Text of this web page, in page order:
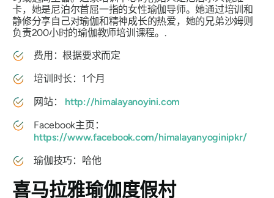
卡，她是尼泊尔首屈一指的女性瑜伽导师。她通过培训和
静修分享自己对瑜伽和精神成长的热爱，她的兄弟沙姆则
负责200小时的瑜伽教师培训课程。.
费用：根据要求而定
培训时长：1个月
网站： http://himalayanoyini.com
Facebook主页：
https://www.facebook.com/himalayanyoginipkr/
瑜伽技巧：哈他
喜马拉雅瑜伽度假村